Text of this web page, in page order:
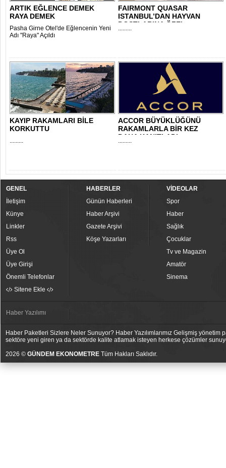
ARTIK EĞLENCE DEMEK
RAYA DEMEK
Pasha Girne Otel'de Eğlencenin Yeni
Adı "Raya" Açıldı
FAIRMONT QUASAR
ISTANBUL’DAN HAYVAN
DOSTLARINA ÖZEL
YAKLAŞIM..
.........
KAYIP RAKAMLARI BİLE
KORKUTTU
.........
ACCOR BÜYÜKLÜĞÜNÜ
RAKAMLARLA BİR KEZ
DAHA KANITLADI
.........
GENEL
İletişim
Künye
Linkler
Rss
Üye Ol
Üye Girişi
Önemli Telefonlar
Sitene Ekle
HABERLER
Günün Haberleri
Haber Arşivi
Gazete Arşivi
Köşe Yazarları
VİDEOLAR
Spor
Haber
Sağlık
Çocuklar
Tv ve Magazin
Amatör
Sinema
Haber Yazılımı
Haber Paketleri Sizlere Neler Sunuyor? Haber Yazılımlarımız Gelişmiş
sektöre yeni giren ya da sektörde kalite atlamak isteyen herkese çözümler
2026 © GÜNDEM EKONOMETRE Tüm Hakları Saklıdır.